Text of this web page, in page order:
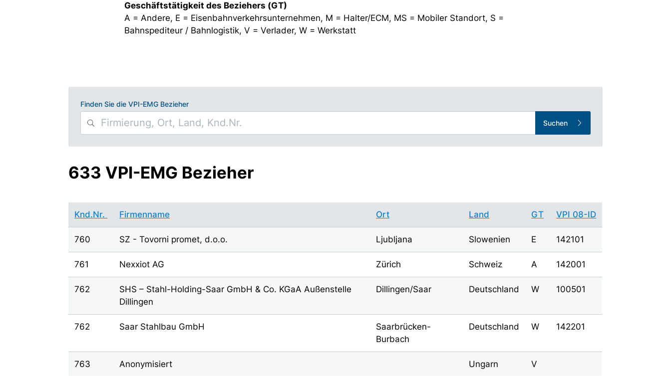
Geschäftstätigkeit des Beziehers (GT)
A = Andere, E = Eisenbahnverkehrsunternehmen, M = Halter/ECM, MS = Mobiler Standort, S =
Bahnspediteur / Bahnlogistik, V = Verlader, W = Werkstatt
Finden Sie die VPI-EMG Bezieher
Suchen
633 VPI-EMG Bezieher
Knd.Nr. Firmenname Ort Land GT VPI 08-ID
760 SZ - Tovorni promet, d.o.o. Ljubljana Slowenien E 142101
761 Nexxiot AG Zürich Schweiz A 142001
762
SHS – Stahl-Holding-Saar GmbH & Co. KGaA Außenstelle
Dillingen
Dillingen/Saar Deutschland W 100501
762 Saar Stahlbau GmbH
Saarbrücken-
Burbach
Deutschland W 142201
763 Anonymisiert Ungarn V